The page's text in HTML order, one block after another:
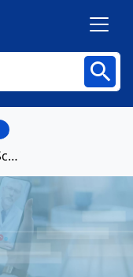
Klinikum Forchheim Fränkische Schweiz gGmbH Standort Forchheim